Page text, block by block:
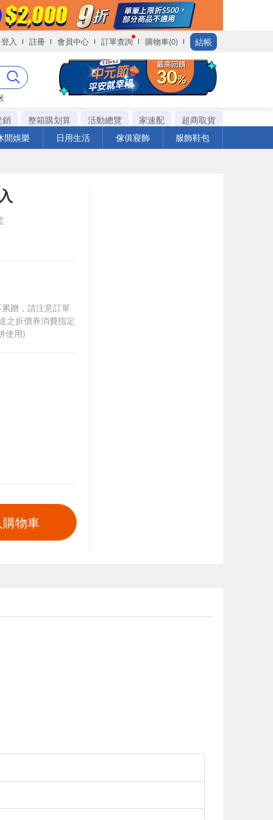
登入 註冊 會員中心 訂單查詢 購物車(0) 結帳
銷
整箱購划算 活動總覽 家速配
超商取貨
閒娛樂
日用生活 傢俱寢飾 服飾鞋包
贈，請注意訂單
之折價券消費指定
使用)
物車